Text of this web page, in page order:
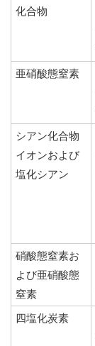
化合物
亜硝酸態窒素
シアン化合物
イオンおよび
塩化シアン
硝酸態窒素お
よび亜硝酸態
窒素
四塩化炭素